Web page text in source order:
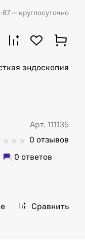
87 — круглосуточно
эндоскопия
Арт. 111135
0 отзывов
0 ответов
Сравнить